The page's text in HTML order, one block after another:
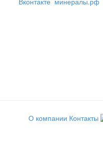
О компании Контакты